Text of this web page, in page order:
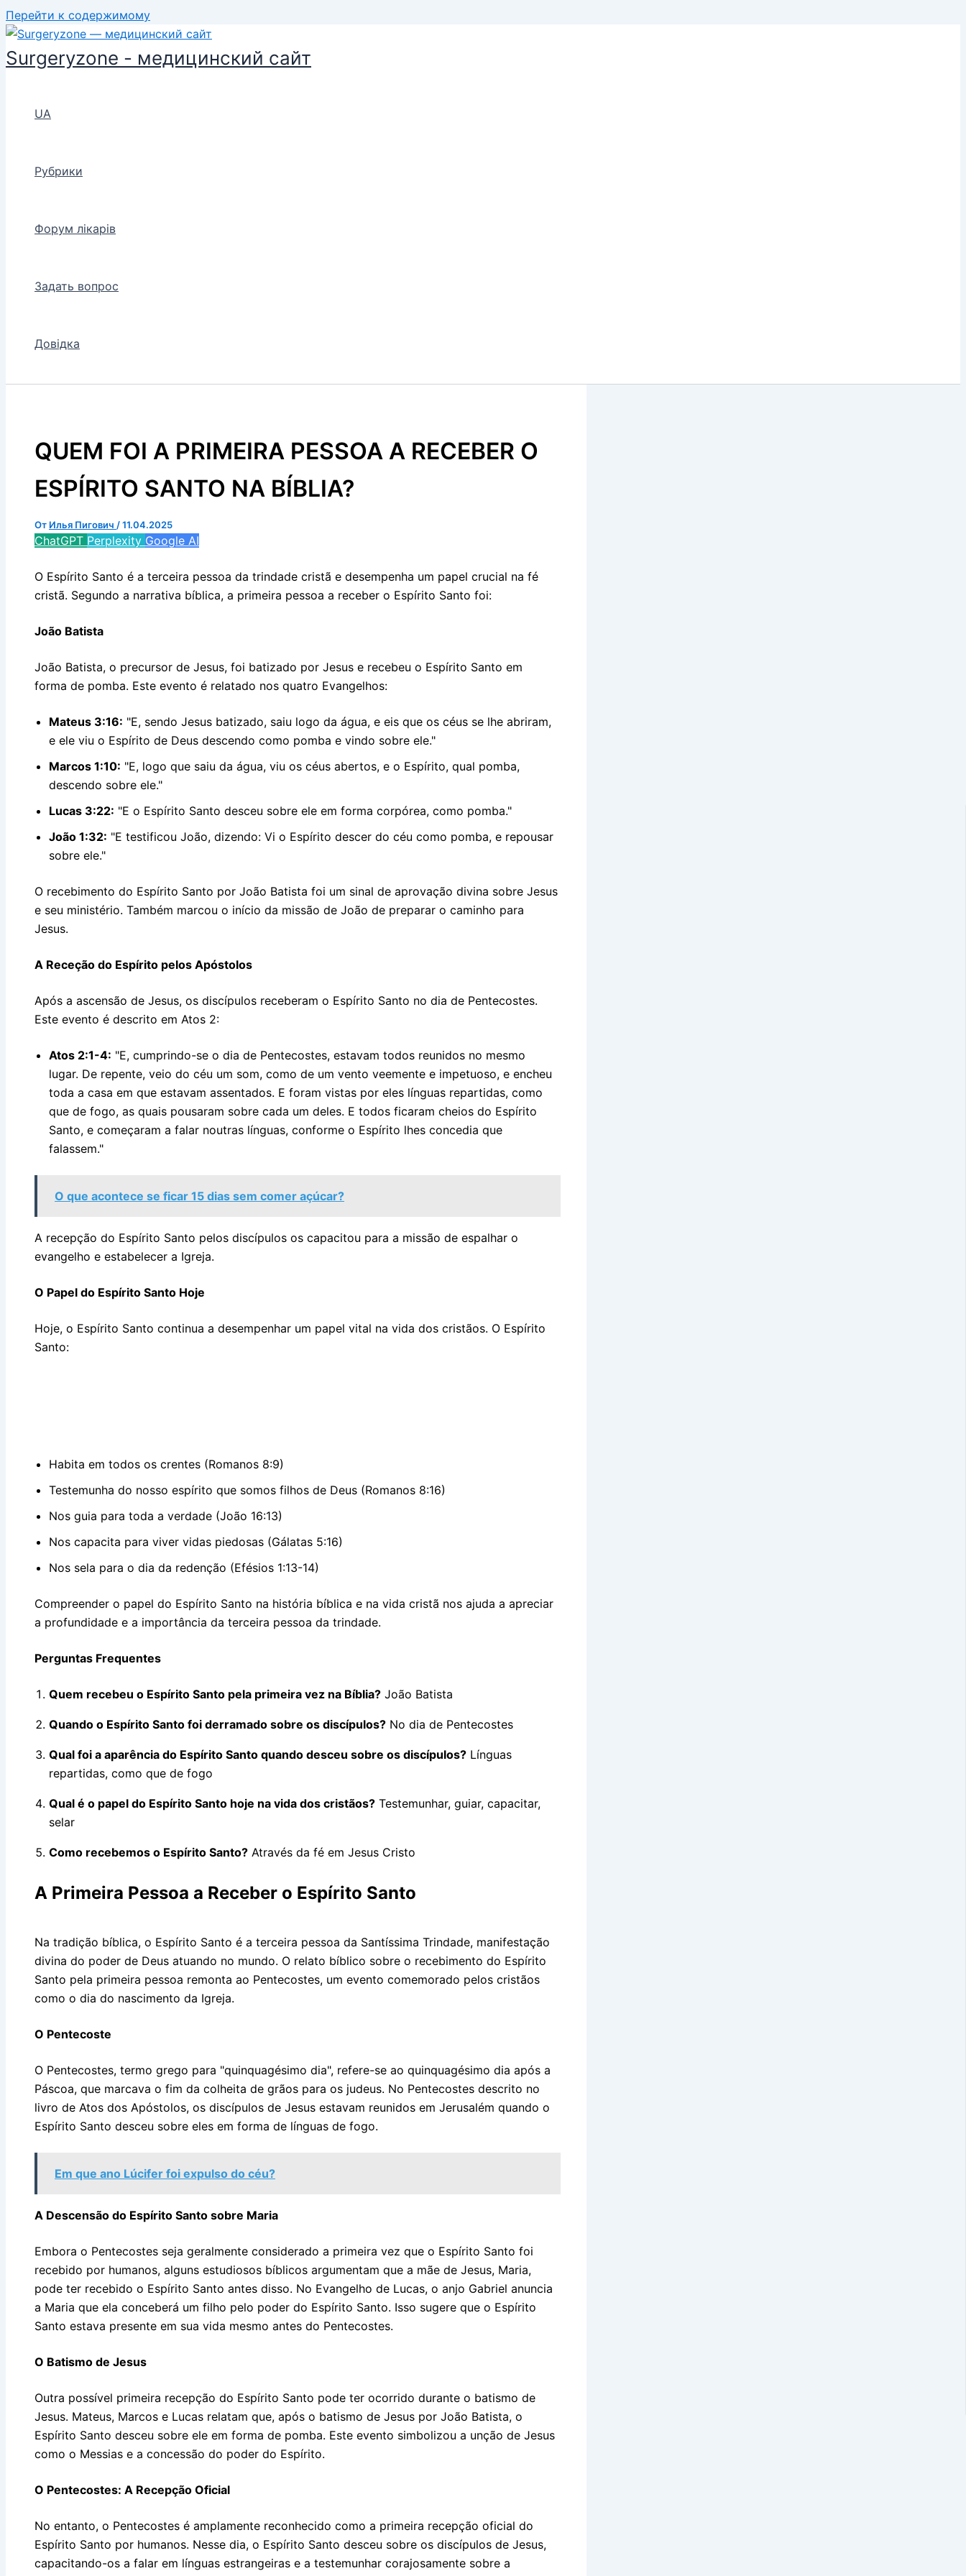
Перейти к содержимому
Surgeryzone - медицинский сайт
UA
Рубрики
Форум лікарів
Задать вопрос
Довідка
QUEM FOI A PRIMEIRA PESSOA A RECEBER O
ESPÍRITO SANTO NA BÍBLIA?
От Илья Пигович /11.04.2025
ChatGPT Perplexity Google AI
O Espírito Santo é a terceira pessoa da trindade cristã e desempenha um papel crucial na fé
cristã. Segundo a narrativa bíblica, a primeira pessoa a receber o Espírito Santo foi:
João Batista
João Batista, o precursor de Jesus, foi batizado por Jesus e recebeu o Espírito Santo em
forma de pomba. Este evento é relatado nos quatro Evangelhos:
Mateus 3:16: "E, sendo Jesus batizado, saiu logo da água, e eis que os céus se lhe abriram,
e ele viu o Espírito de Deus descendo como pomba e vindo sobre ele."
Marcos 1:10: "E, logo que saiu da água, viu os céus abertos, e o Espírito, qual pomba,
descendo sobre ele."
Lucas 3:22: "E o Espírito Santo desceu sobre ele em forma corpórea, como pomba."
João 1:32: "E testificou João, dizendo: Vi o Espírito descer do céu como pomba, e repousar
sobre ele."
O recebimento do Espírito Santo por João Batista foi um sinal de aprovação divina sobre Jesus
e seu ministério. Também marcou o início da missão de João de preparar o caminho para
Jesus.
A Receção do Espírito pelos Apóstolos
Após a ascensão de Jesus, os discípulos receberam o Espírito Santo no dia de Pentecostes.
Este evento é descrito em Atos 2:
Atos 2:1-4: "E, cumprindo-se o dia de Pentecostes, estavam todos reunidos no mesmo
lugar. De repente, veio do céu um som, como de um vento veemente e impetuoso, e encheu
toda a casa em que estavam assentados. E foram vistas por eles línguas repartidas, como
que de fogo, as quais pousaram sobre cada um deles. E todos ficaram cheios do Espírito
Santo, e começaram a falar noutras línguas, conforme o Espírito lhes concedia que
falassem."
O que acontece se ficar 15 dias sem comer açúcar?
A recepção do Espírito Santo pelos discípulos os capacitou para a missão de espalhar o
evangelho e estabelecer a Igreja.
O Papel do Espírito Santo Hoje
Hoje, o Espírito Santo continua a desempenhar um papel vital na vida dos cristãos. O Espírito
Santo:
Habita em todos os crentes (Romanos 8:9)
Testemunha do nosso espírito que somos filhos de Deus (Romanos 8:16)
Nos guia para toda a verdade (João 16:13)
Nos capacita para viver vidas piedosas (Gálatas 5:16)
Nos sela para o dia da redenção (Efésios 1:13-14)
Compreender o papel do Espírito Santo na história bíblica e na vida cristã nos ajuda a apreciar
a profundidade e a importância da terceira pessoa da trindade.
Perguntas Frequentes
Quem recebeu o Espírito Santo pela primeira vez na Bíblia? João Batista
Quando o Espírito Santo foi derramado sobre os discípulos? No dia de Pentecostes
Qual foi a aparência do Espírito Santo quando desceu sobre os discípulos? Línguas
repartidas, como que de fogo
Qual é o papel do Espírito Santo hoje na vida dos cristãos? Testemunhar, guiar, capacitar,
selar
Como recebemos o Espírito Santo? Através da fé em Jesus Cristo
A Primeira Pessoa a Receber o Espírito Santo
Na tradição bíblica, o Espírito Santo é a terceira pessoa da Santíssima Trindade, manifestação
divina do poder de Deus atuando no mundo. O relato bíblico sobre o recebimento do Espírito
Santo pela primeira pessoa remonta ao Pentecostes, um evento comemorado pelos cristãos
como o dia do nascimento da Igreja.
O Pentecoste
O Pentecostes, termo grego para "quinquagésimo dia", refere-se ao quinquagésimo dia após a
Páscoa, que marcava o fim da colheita de grãos para os judeus. No Pentecostes descrito no
livro de Atos dos Apóstolos, os discípulos de Jesus estavam reunidos em Jerusalém quando o
Espírito Santo desceu sobre eles em forma de línguas de fogo.
Em que ano Lúcifer foi expulso do céu?
A Descensão do Espírito Santo sobre Maria
Embora o Pentecostes seja geralmente considerado a primeira vez que o Espírito Santo foi
recebido por humanos, alguns estudiosos bíblicos argumentam que a mãe de Jesus, Maria,
pode ter recebido o Espírito Santo antes disso. No Evangelho de Lucas, o anjo Gabriel anuncia
a Maria que ela conceberá um filho pelo poder do Espírito Santo. Isso sugere que o Espírito
Santo estava presente em sua vida mesmo antes do Pentecostes.
O Batismo de Jesus
Outra possível primeira recepção do Espírito Santo pode ter ocorrido durante o batismo de
Jesus. Mateus, Marcos e Lucas relatam que, após o batismo de Jesus por João Batista, o
Espírito Santo desceu sobre ele em forma de pomba. Este evento simbolizou a unção de Jesus
como o Messias e a concessão do poder do Espírito.
O Pentecostes: A Recepção Oficial
No entanto, o Pentecostes é amplamente reconhecido como a primeira recepção oficial do
Espírito Santo por humanos. Nesse dia, o Espírito Santo desceu sobre os discípulos de Jesus,
capacitando-os a falar em línguas estrangeiras e a testemunhar corajosamente sobre a